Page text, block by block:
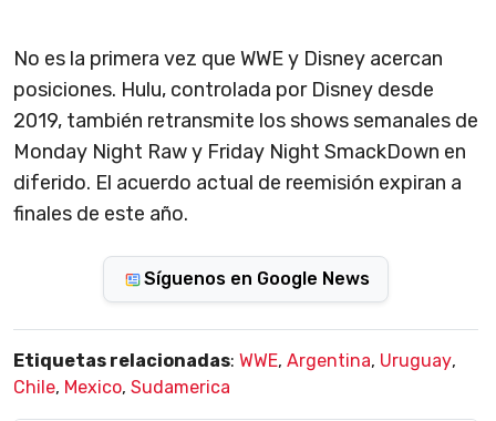
No es la primera vez que WWE y Disney acercan
posiciones. Hulu, controlada por Disney desde
2019, también retransmite los shows semanales de
Monday Night Raw y Friday Night SmackDown en
diferido. El acuerdo actual de reemisión expiran a
finales de este año.
Síguenos en Google News
Etiquetas relacionadas: WWE, Argentina, Uruguay,
Chile, Mexico, Sudamerica